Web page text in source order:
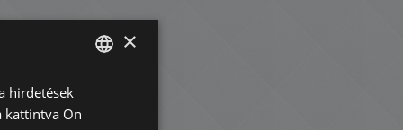
ENGLISH
HUNGARIAN
×
hirdetések
kattintva Ön